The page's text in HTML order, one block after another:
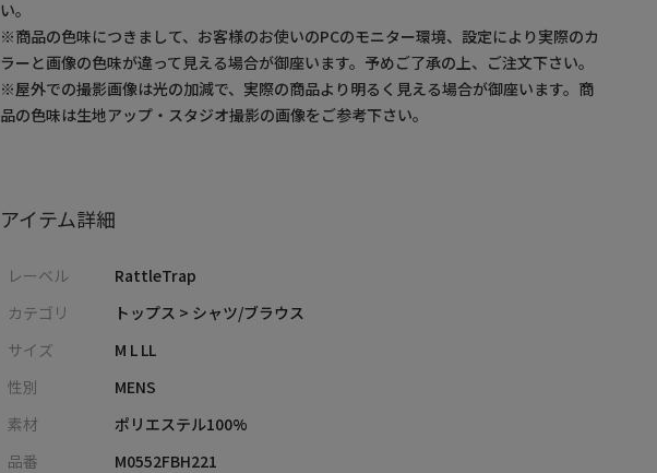
い。
※商品の色味につきまして、お客様のお使いのPCのモニター環境、設定により実際のカ
ラーと画像の色味が違って見える場合が御座います。予めご了承の上、ご注文下さい。
※屋外での撮影画像は光の加減で、実際の商品より明るく見える場合が御座います。商
品の色味は生地アップ・スタジオ撮影の画像をご参考下さい。
アイテム詳細
レーベル
RattleTrap
カテゴリ
トップス > シャツ/ブラウス
サイズ
M L LL
性別
MENS
素材
ポリエステル100%
品番
M0552FBH221